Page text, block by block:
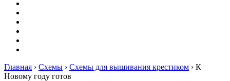
Главная › Схемы › Схемы для вышивания крестиком › К
Новому году готов